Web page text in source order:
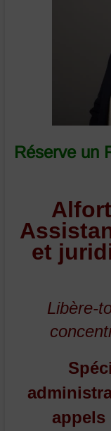
Loir
Réserve un
et
Libère-
appels